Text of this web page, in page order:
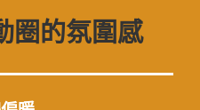
圈的氛圍感